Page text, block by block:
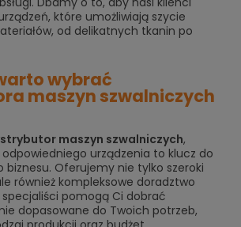
które umożliwiają szycie
od delikatnych tkanin po
wybrać
maszyn szwalniczych
maszyn szwalniczych,
urządzenia to klucz do
biznesu. Oferujemy nie tylko szeroki
również kompleksowe doradztwo
pomogą Ci dobrać
dopasowane do Twoich potrzeb,